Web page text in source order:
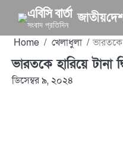
content
এবিসি বার্তা
সংবাদ প্রতিদিন জাতীয়
Home
খেলাধুলা ভারতকে
ভারতকে হারিয়ে টানা
ডিসেম্বর ৯, ২০২৪